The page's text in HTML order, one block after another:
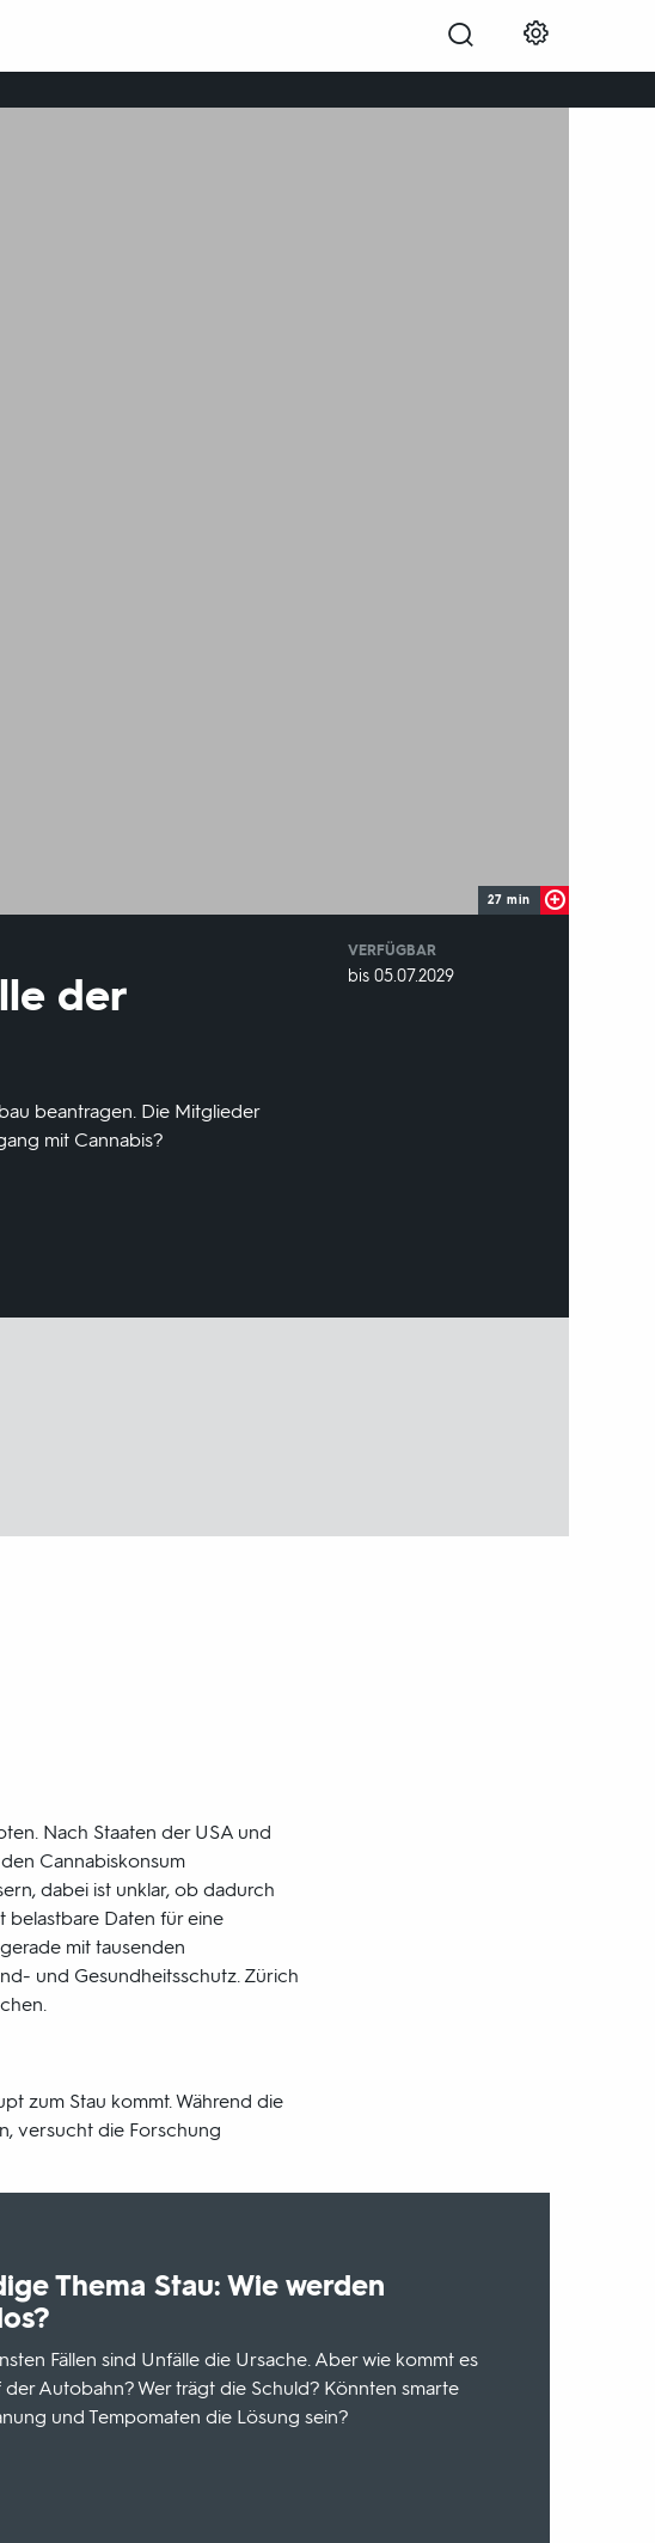
27 min
der
beantragen. Die Mitglieder
mit Cannabis?
VERFÜGBAR
weltweit
VERFÜGBAR
bis 05.07.2029
Nach Staaten der USA und
Cannabiskonsum
dabei ist unklar, ob dadurch
belastbare Daten für eine
mit tausenden
und Gesundheitsschutz. Zürich
zum Stau kommt. Während die
versucht die Forschung
Thema Stau: Wie werden
Fällen sind Unfälle die Ursache. Aber wie kommt es
der Autobahn? Wer trägt die Schuld? Könnten smarte
und Tempomaten die Lösung sein?